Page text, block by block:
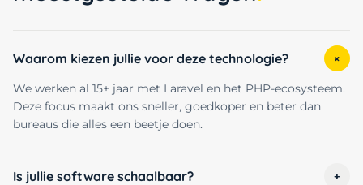
Waarom kiezen jullie voor deze technologie? +
We werken al 15+ jaar met Laravel en het PHP-ecosysteem.
Deze focus maakt ons sneller, goedkoper en beter dan
bureaus die alles een beetje doen.
Is jullie software schaalbaar? +